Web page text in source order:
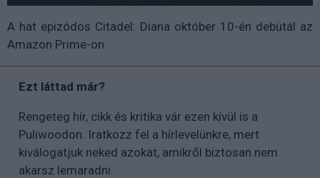
A hat epizódos Citadel: Diana október 10-én debütál az
Amazon Prime-on.
Ezt láttad már?
Rengeteg hír, cikk és kritika vár ezen kívül is a
Puliwoodon. Iratkozz fel a hírlevelünkre, mert
kiválogatjuk neked azokat, amikről biztosan nem
akarsz lemaradni.